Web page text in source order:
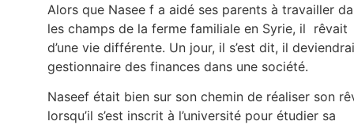
Alors que Nasee f a aidé ses parents à travailler
les champs de la ferme familiale en Syrie, il rêvait
d’une vie différente. Un jour, il s’est dit, il
gestionnaire des finances dans une société.
Naseef était bien sur son chemin de réaliser son
lorsqu’il s’est inscrit à l’université pour étudier sa